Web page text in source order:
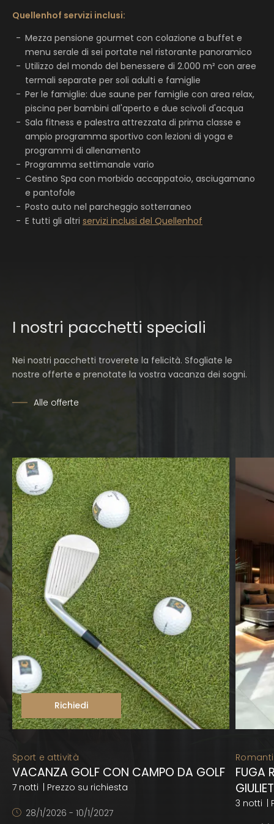
Quellenhof servizi inclusi:
Mezza pensione gourmet con colazione a buffet e
menu serale di sei portate nel ristorante panoramico
Utilizzo del mondo del benessere di 2.000 m² con aree
termali separate per soli adulti e famiglie
Per le famiglie: due saune per famiglie con area relax,
piscina per bambini all'aperto e due scivoli d'acqua
Sala fitness e palestra attrezzata di prima classe e
ampio programma sportivo con lezioni di yoga e
programmi di allenamento
Programma settimanale vario
Cestino Spa con morbido accappatoio, asciugamano
e pantofole
Posto auto nel parcheggio sotterraneo
E tutti gli altri servizi inclusi del Quellenhof
I nostri pacchetti speciali
Nei nostri pacchetti troverete la felicità. Sfogliate le
nostre offerte e prenotate la vostra vacanza dei sogni.
Alle offerte
Richiedi
Sport e attività
VACANZA GOLF CON CAMPO DA GOLF
7 notti | Prezzo su richiesta
28/1/2026 - 10/1/2027
FUGA
3 notti |